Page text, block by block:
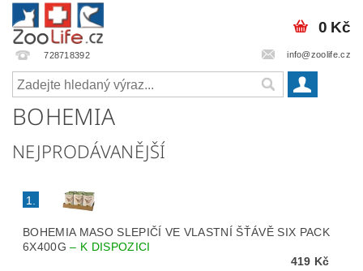
728718392 info@zoolife.cz
0 Kč
BOHEMIA
NEJPRODÁVANĚJŠÍ
1.
BOHEMIA MASO SLEPIČÍ VE VLASTNÍ ŠŤÁVĚ SIX PACK
6X400G– K DISPOZICI
419 Kč